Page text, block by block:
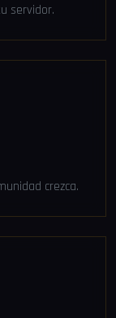
servidor.
crezca.